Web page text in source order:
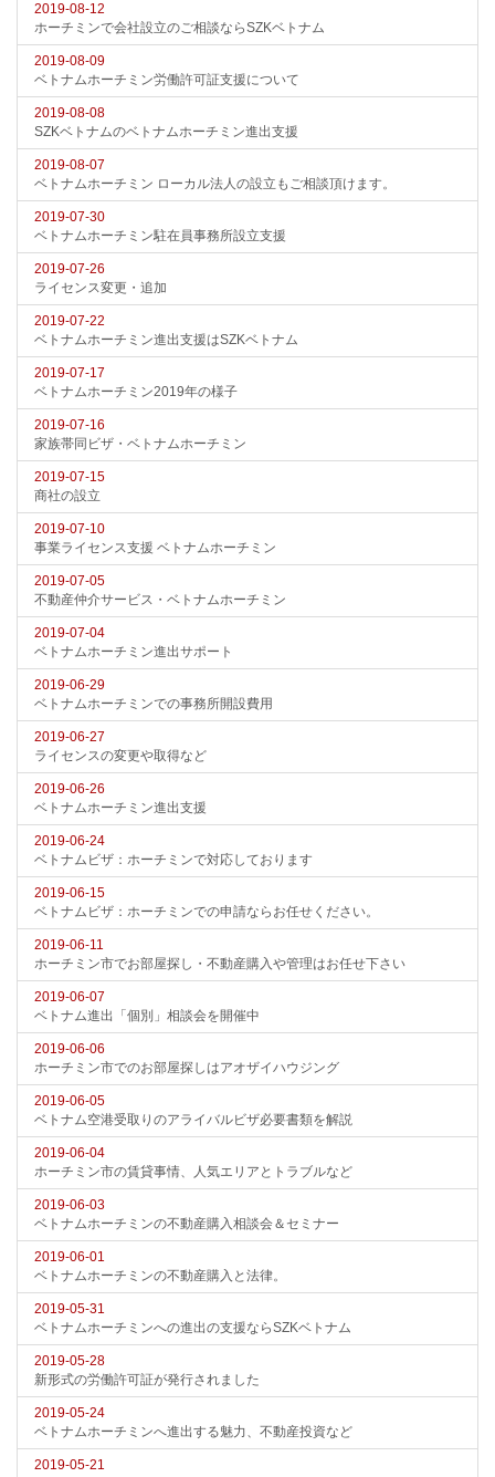
2019-08-12
ホーチミンで会社設立のご相談ならSZKベトナム
2019-08-09
ベトナムホーチミン労働許可証支援について
2019-08-08
SZKベトナムのベトナムホーチミン進出支援
2019-08-07
ベトナムホーチミン ローカル法人の設立もご相談頂けます。
2019-07-30
ベトナムホーチミン駐在員事務所設立支援
2019-07-26
ライセンス変更・追加
2019-07-22
ベトナムホーチミン進出支援はSZKベトナム
2019-07-17
ベトナムホーチミン2019年の様子
2019-07-16
家族帯同ビザ・ベトナムホーチミン
2019-07-15
商社の設立
2019-07-10
事業ライセンス支援 ベトナムホーチミン
2019-07-05
不動産仲介サービス・ベトナムホーチミン
2019-07-04
ベトナムホーチミン進出サポート
2019-06-29
ベトナムホーチミンでの事務所開設費用
2019-06-27
ライセンスの変更や取得など
2019-06-26
ベトナムホーチミン進出支援
2019-06-24
ベトナムビザ：ホーチミンで対応しております
2019-06-15
ベトナムビザ：ホーチミンでの申請ならお任せください。
2019-06-11
ホーチミン市でお部屋探し・不動産購入や管理はお任せ下さい
2019-06-07
ベトナム進出「個別」相談会を開催中
2019-06-06
ホーチミン市でのお部屋探しはアオザイハウジング
2019-06-05
ベトナム空港受取りのアライバルビザ必要書類を解説
2019-06-04
ホーチミン市の賃貸事情、人気エリアとトラブルなど
2019-06-03
ベトナムホーチミンの不動産購入相談会＆セミナー
2019-06-01
ベトナムホーチミンの不動産購入と法律。
2019-05-31
ベトナムホーチミンへの進出の支援ならSZKベトナム
2019-05-28
新形式の労働許可証が発行されました
2019-05-24
ベトナムホーチミンへ進出する魅力、不動産投資など
2019-05-21